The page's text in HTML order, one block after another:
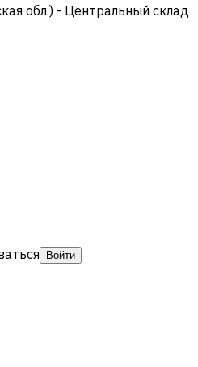
обл.) - Центральный склад
Войти